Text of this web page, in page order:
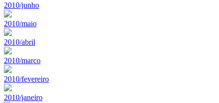
2010/junho
2010/maio
2010/abril
2010/marco
2010/fevereiro
2010/janeiro